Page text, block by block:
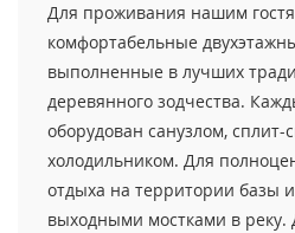
Для проживания нашим
комфортабельные
выполненные в лучших
деревянного зодчества.
оборудован санузлом, сплит-
холодильником. Для
отдыха на территории базы
выходными мостками в реку.